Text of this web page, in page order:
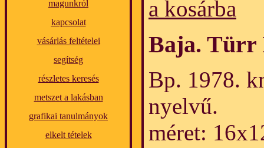
magunkról
kapcsolat
vásárlás feltételei
segítség
részletes keresés
metszet a lakásban
grafikai tanulmányok
elkelt tételek
a kosárba
Baja. Türr
Bp. 1978.
nyelvű.
méret: